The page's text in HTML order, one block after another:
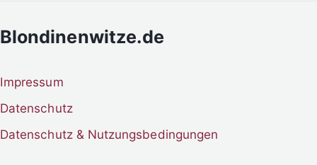
Blondinenwitze.de
Impressum
Datenschutz
Datenschutz & Nutzungsbedingungen